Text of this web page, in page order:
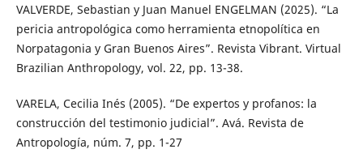
VALVERDE, Sebastian y Juan Manuel ENGELMAN (2025). “La
pericia antropológica como herramienta etnopolítica en
Norpatagonia y Gran Buenos Aires”. Revista Vibrant. Virtual
Brazilian Anthropology, vol. 22, pp. 13-38.
VARELA, Cecilia Inés (2005). “De expertos y profanos: la
construcción del testimonio judicial”. Avá. Revista de
Antropología, núm. 7, pp. 1-27